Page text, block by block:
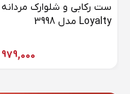
ست رکابی و شلوارک مردانه
Loyalty مدل 3998
979,000